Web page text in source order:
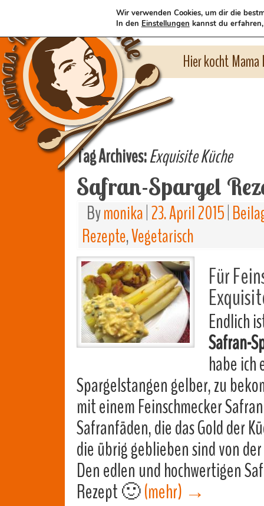
Hier kocht
Tag Archives:Exquisite Küche
Safran-Spargel
Bymonika 23. April 2015
Rezepte,Vegetarisch
Für
Endlich
Safran-
habe ich
Spargelstangen gelber, zu
mit einem Feinschmecker
Safranfäden, die das Gold der
die übrig geblieben sind von
Den edlen und hochwertigen
Rezept 🙂(mehr) →
Wir verwenden Cookies, um dir die
In den Einstellungen kannst du